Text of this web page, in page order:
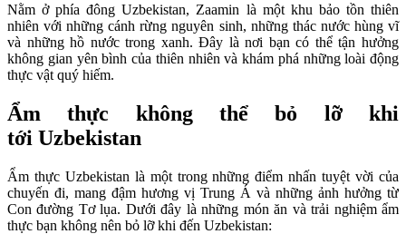
Nằm ở phía đông Uzbekistan, Zaamin là một khu bảo tồn thiên
nhiên với những cánh rừng nguyên sinh, những thác nước hùng vĩ
và những hồ nước trong xanh. Đây là nơi bạn có thể tận hưởng
không gian yên bình của thiên nhiên và khám phá những loài động
thực vật quý hiếm.
Ẩm thực không thể bỏ lỡ khi
tới Uzbekistan
Ẩm thực Uzbekistan là một trong những điểm nhấn tuyệt vời của
chuyến đi, mang đậm hương vị Trung Á và những ảnh hưởng từ
Con đường Tơ lụa. Dưới đây là những món ăn và trải nghiệm ẩm
thực bạn không nên bỏ lỡ khi đến Uzbekistan: